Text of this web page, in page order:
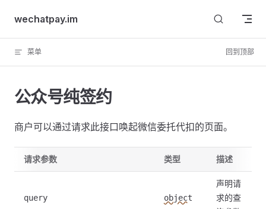
Skip to content
wechatpay.im
菜单 回到顶部
公众号纯签约
商户可以通过请求此接口唤起微信委托代扣的页面。
请求参数 类型 描述
query object
声明请
求的查